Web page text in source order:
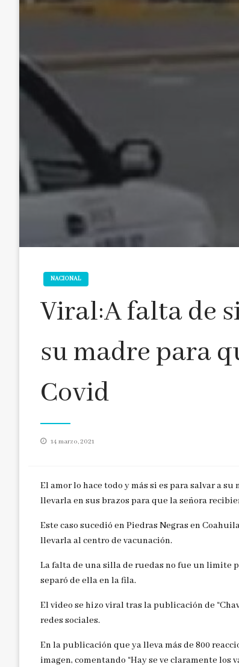
NACIONAL
Viral:A falta de
su madre para
Covid
Publicado
14 marzo, 2021
El amor lo hace todo y más si es para salvar a
llevarla en sus brazos para que la señora
Este caso sucedió en Piedras Negras en
llevarla al centro de vacunación.
La falta de una silla de ruedas no fue un limite
separó de ella en la fila.
El video se hizo viral tras la publicación de
redes sociales.
En la publicación que ya lleva más de 800
imagen, comentando “Hay se ve claramente los